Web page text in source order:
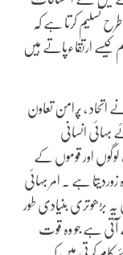
تسلیم کرتا ہے کہ
کیسے ارتقاءپاتے ہیں
، پُرامن تعاون
انسانی
لوگوں اور قوموں کے
زوردیتا ہے ۔ امر بہائی
بڑھوتری بنیادی طور
آتی ہے جو وہ قوت